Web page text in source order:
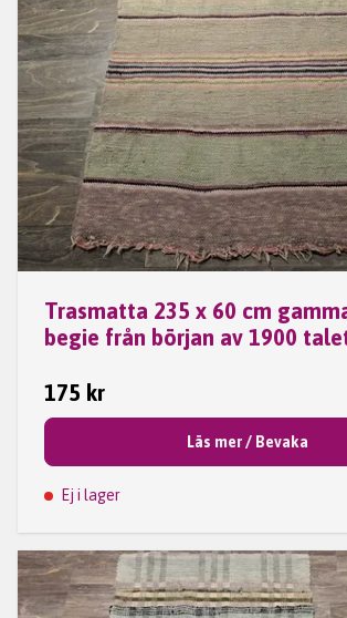
Trasmatta 235 x 60 cm
begie från början av 1900
175 kr
Läs mer / Bevaka
Ej i lager